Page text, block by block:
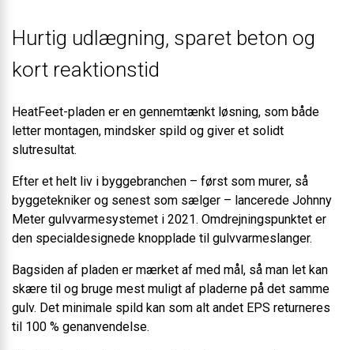
Hurtig udlægning, sparet beton og
kort reaktionstid
HeatFeet-pladen er en gennemtænkt løsning, som både
letter montagen, mindsker spild og giver et solidt
slutresultat.
Efter et helt liv i byggebranchen – først som murer, så
byggetekniker og senest som sælger – lancerede Johnny
Meter gulvvarmesystemet i 2021. Omdrejningspunktet er
den specialdesignede knopplade til gulvvarmeslanger.
Bagsiden af pladen er mærket af med mål, så man let kan
skære til og bruge mest muligt af pladerne på det samme
gulv. Det minimale spild kan som alt andet EPS returneres
til 100 % genanvendelse.